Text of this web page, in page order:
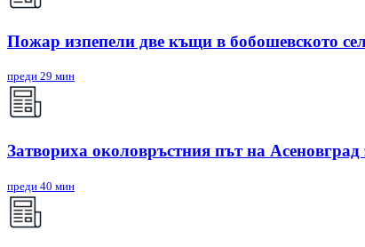
Пожар изпепели две къщи в бобошевското
преди 29 мин
Затвориха околовръстния път на
преди 40 мин